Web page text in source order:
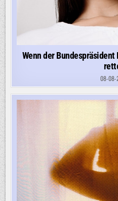
Wenn der
08-08-